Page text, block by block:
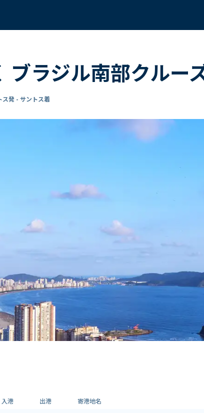
ブラジル南部クルー
ス発 - サントス着
入港 出港 寄港地名